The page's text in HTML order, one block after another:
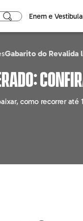
Enem e
ÁREAS DE
Tecnologia
Marketing
Engenharia
HUMANAS
Gabarito do Revalida
como recorrer